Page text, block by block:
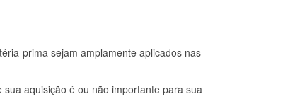
prima sejam amplamente aplicados nas
aquisição é ou não importante para sua